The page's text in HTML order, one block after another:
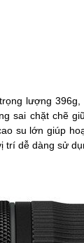
lượng 396g,
sai chặt chẽ
su lớn giúp
trí dễ dàng sử